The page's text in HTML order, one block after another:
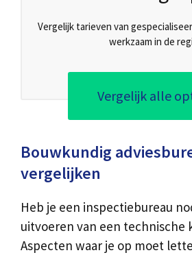
Vergelijk tarieven van
werkzaam in de
Vergelijk alle
Bouwkundig
vergelijken
Heb je een inspectiebureau
uitvoeren van een technische
Aspecten waar je op moet